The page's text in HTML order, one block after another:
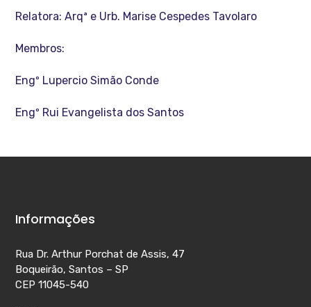
Relatora: Arqª e Urb. Marise Cespedes Tavolaro
Membros:
Engº Lupercio Simão Conde
Engº Rui Evangelista dos Santos
Informações
Rua Dr. Arthur Porchat de Assis, 47
Boqueirão, Santos – SP
CEP 11045-540